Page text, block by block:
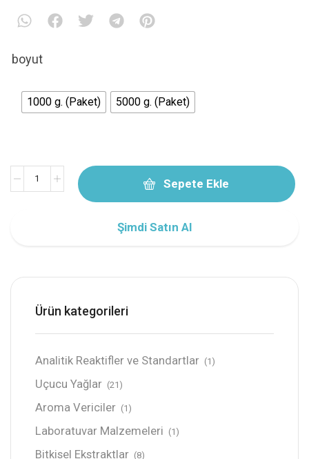
boyut
1000 g. (Paket) 5000 g. (Paket)
Sepete Ekle
Şimdi Satın Al
Ürün kategorileri
Analitik Reaktifler ve Standartlar (1)
Uçucu Yağlar (21)
Aroma Vericiler (1)
Laboratuvar Malzemeleri (1)
Bitkisel Ekstraktlar (8)